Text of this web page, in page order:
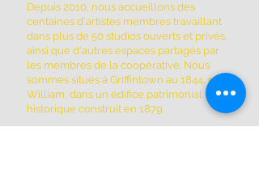
Depuis 2010, nous accueillons des
centaines d'artistes membres travaillant
dans plus de 50 studios ouverts et privés,
ainsi que d'autres espaces partagés par
les membres de la coopérative. Nous
sommes situés à Griffintown au 1844, rue
William, dans un édifice patrimonial
historique construit en 1879.